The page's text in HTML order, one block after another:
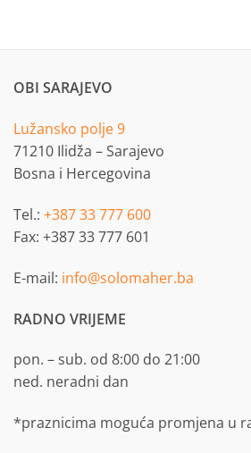
OBI SARAJEVO
Lužansko polje 9
71210 Ilidža – Sarajevo
Bosna i Hercegovina
Tel.: +387 33 777 600
Fax: +387 33 777 601
E-mail: info@solomaher.ba
RADNO VRIJEME
pon. – sub. od 8:00 do 21:00
ned. neradni dan
*praznicima moguća promjena u